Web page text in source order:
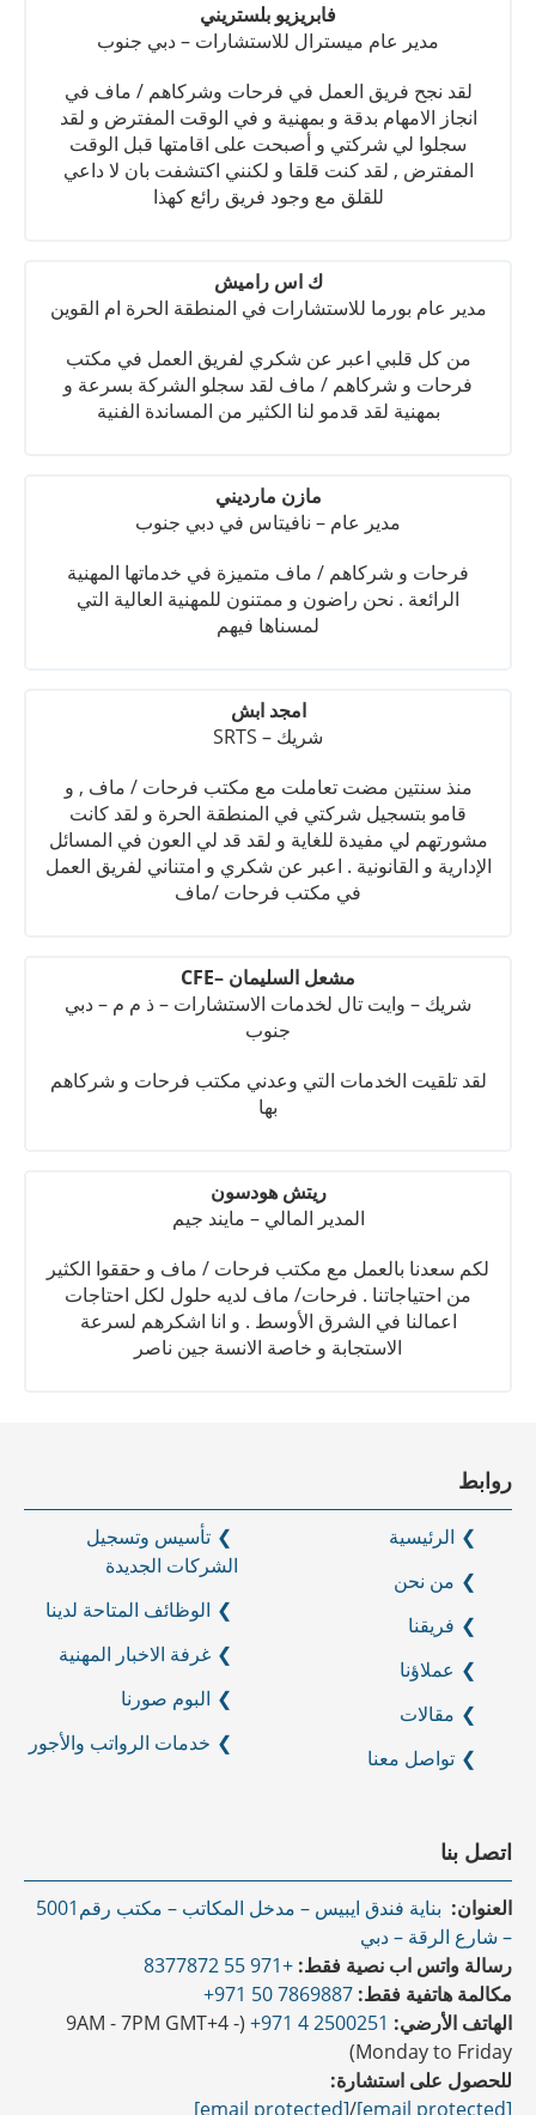
فابريزيو بلستريني
مدير عام ميسترال للاستشارات – دبي جنوب
لقد نجح فريق العمل في فرحات وشركاهم / ماف في
انجاز الامهام بدقة و بمهنية و في الوقت المفترض و لقد
سجلوا لي شركتي و أصبحت على اقامتها قبل الوقت
المفترض , لقد كنت قلقا و لكنني اكتشفت بان لا داعي
للقلق مع وجود فريق رائع كهذا
ك اس راميش
مدير عام بورما للاستشارات في المنطقة الحرة ام القوين
من كل قلبي اعبر عن شكري لفريق العمل في مكتب
فرحات و شركاهم / ماف لقد سجلو الشركة بسرعة و
بمهنية لقد قدمو لنا الكثير من المساندة الفنية
مازن مارديني
مدير عام – نافيتاس في دبي جنوب
فرحات و شركاهم / ماف متميزة في خدماتها المهنية
الرائعة . نحن راضون و ممتنون للمهنية العالية التي
لمسناها فيهم
امجد ابش
شريك – SRTS
منذ سنتين مضت تعاملت مع مكتب فرحات / ماف , و
قامو بتسجيل شركتي في المنطقة الحرة و لقد كانت
مشورتهم لي مفيدة للغاية و لقد قد لي العون في المسائل
الإدارية و القانونية . اعبر عن شكري و امتناني لفريق العمل
في مكتب فرحات /ماف
مشعل السليمان –CFE
شريك – وايت تال لخدمات الاستشارات – ذ م م – دبي
جنوب
لقد تلقيت الخدمات التي وعدني مكتب فرحات و شركاهم
بها
ريتش هودسون
المدير المالي – مايند جيم
لكم سعدنا بالعمل مع مكتب فرحات / ماف و حققوا الكثير
من احتياجاتنا . فرحات/ ماف لديه حلول لكل احتاجات
اعمالنا في الشرق الأوسط . و انا اشكرهم لسرعة
الاستجابة و خاصة الانسة جين ناصر
روابط
الرئيسية
من نحن
فريقنا
عملاؤنا
مقالات
تواصل معنا
تأسيس وتسجيل
الشركات الجديدة
الوظائف المتاحة لدينا
غرفة الاخبار المهنية
البوم صورنا
خدمات الرواتب والأجور
اتصل بنا
العنوان:
بناية فندق ايبيس – مدخل المكاتب – مكتب رقم5001
– شارع الرقة – دبي
رسالة واتس اب نصية فقط: +971 55 8377872
مكالمة هاتفية فقط: 7869887 50 971+
الهاتف الأرضي: 2500251 4 971+
(9AM - 7PM GMT+4 -
Monday to Friday)
للحصول على استشارة:
[email protected]
/
[email protected]